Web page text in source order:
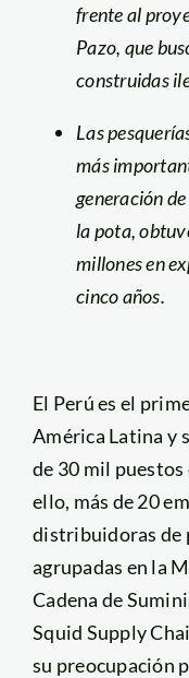
frente al
Pazo, que
construidas
Las
más
generación
la pota,
millones en
cinco años.
El Perú es el
América Latina y
de 30 mil
ello, más de 20
distribuidoras de
agrupadas en la
Cadena de
Squid Supply
su preocupación